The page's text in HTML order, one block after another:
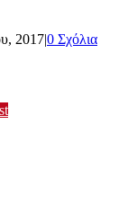
2017|0 Σχόλια